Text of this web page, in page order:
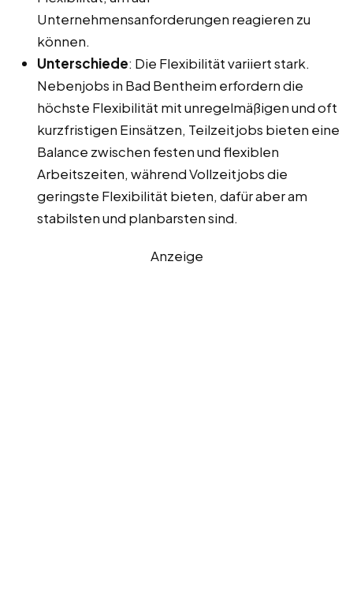
Unternehmensanforderungen reagieren zu
können.
Unterschiede: Die Flexibilität variiert stark.
Nebenjobs in Bad Bentheim erfordern die
höchste Flexibilität mit unregelmäßigen und oft
kurzfristigen Einsätzen, Teilzeitjobs bieten eine
Balance zwischen festen und flexiblen
Arbeitszeiten, während Vollzeitjobs die
geringste Flexibilität bieten, dafür aber am
stabilsten und planbarsten sind.
Anzeige